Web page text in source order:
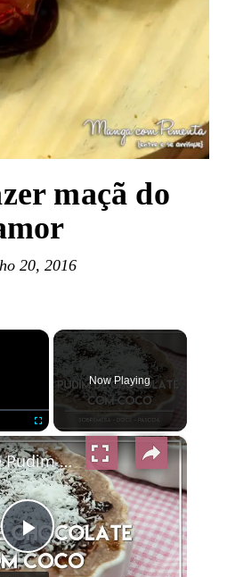
maçã do
20, 2016
×
Fullscreen
Now Playing
×
Play
Receita de Pudim de Chocolate com Coco - Receitinhas para Páscoa